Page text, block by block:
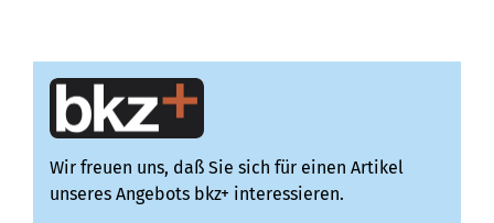
Wir freuen uns, daß Sie sich für einen Artikel
unseres Angebots bkz+ interessieren.